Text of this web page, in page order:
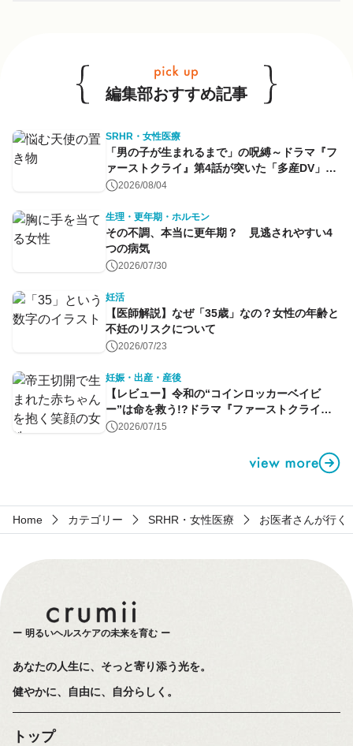
編集部おすすめ記事
SRHR・女性医療
「男の子が生まれるまで」の呪縛～ドラマ『フ
ァーストクライ』第4話が突いた「多産DV」と
命のコントロール～
2026/08/04
生理・更年期・ホルモン
その不調、本当に更年期？ 見逃されやすい4
つの病気
2026/07/30
妊活
【医師解説】なぜ「35歳」なの？女性の年齢と
不妊のリスクについて
2026/07/23
妊娠・出産・産後
【レビュー】令和の“コインロッカーベイビ
ー”は命を救う!?ドラマ『ファーストクライ』
第1話2026/07/15
Home カテゴリー SRHR・女性医療 お医者さんが行く
明るいヘルスケアの未来を育む
あなたの人生に、そっと寄り添う光を。
健やかに、自由に、自分らしく。
トップ